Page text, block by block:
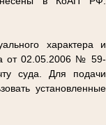
характера и
от 02.05.2006 № 59-
суда. Для подачи
установленные